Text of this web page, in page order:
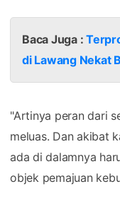
Baca Juga :
di Lawang Nekat
"Artinya peran dari
meluas. Dan akibat
ada di dalamnya
objek pemajuan